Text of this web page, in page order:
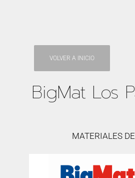
VOLVER A INICIO
BigMat Los
MATERIALES